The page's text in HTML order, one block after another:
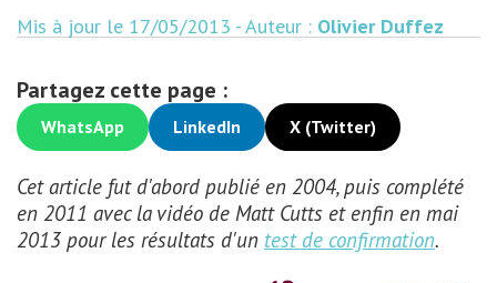
Mis à jour le 17/05/2013 - Auteur : Olivier Duffez
Partagez cette page :
WhatsApp LinkedIn X (Twitter)
Cet article fut d'abord publié en 2004, puis complété
en 2011 avec la vidéo de Matt Cutts et enfin en mai
2013 pour les résultats d'un test de confirmation.